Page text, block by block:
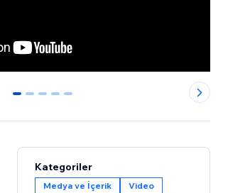
0 1 2 3 4
Kategoriler
Medya ve İçerik Video